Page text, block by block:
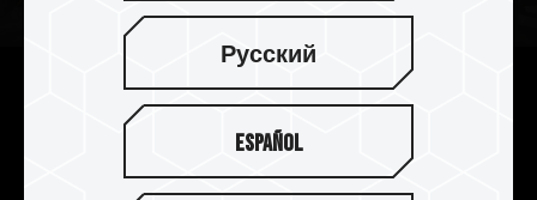
메모리의 인식을 재정의
메모리 용량을 확장해야 멀티코어 프로세서의 성능
을 늘릴 수 있어, 크리에이터의 노트북은 더 많은 메
Русский
Español